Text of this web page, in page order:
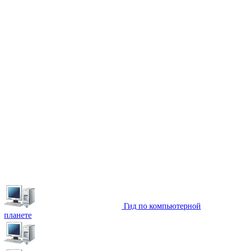
Гид по компьютерной
планете